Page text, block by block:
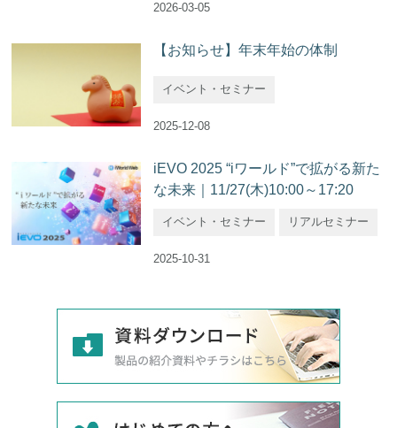
2026-03-05
【お知らせ】年末年始の体制
イベント・セミナー
2025-12-08
iEVO 2025 “iワールド”で拡がる新た
な未来｜11/27(木)10:00～17:20
イベント・セミナー リアルセミナー
2025-10-31